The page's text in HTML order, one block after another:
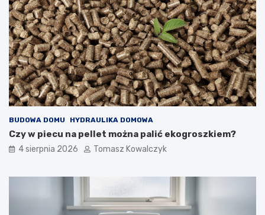
BUDOWA DOMU HYDRAULIKA DOMOWA
Czy w piecu na pellet można palić ekogroszkiem?
4 sierpnia 2026 Tomasz Kowalczyk